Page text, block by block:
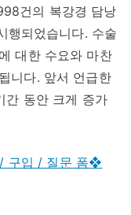
건의 복강경 담낭
행되었습니다. 수술
대한 수요와 마찬
니다. 앞서 언급한
간 동안 크게 증가
구입 / 질문 폼❖